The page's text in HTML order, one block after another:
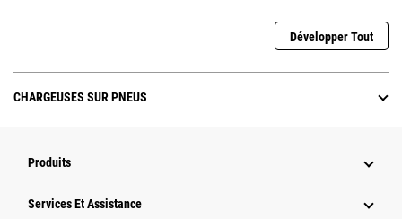
Développer Tout
CHARGEUSES SUR PNEUS
Produits
Services Et Assistance